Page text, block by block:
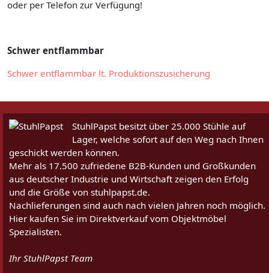
oder per Telefon zur Verfügung!
Schwer entflammbar
Schwer entflammbar lt. Produktionszusicherung
StuhlPapst besitzt über 25.000 Stühle auf
Lager, welche sofort auf den Weg nach Ihnen
geschickt werden können.
Mehr als 17.500 zufriedene B2B-Kunden und Großkunden
aus deutscher Industrie und Wirtschaft zeigen den Erfolg
und die Größe von stuhlpapst.de.
Nachlieferungen sind auch nach vielen Jahren noch möglich.
Hier kaufen Sie im Direktverkauf vom Objektmöbel
Spezialisten.
Ihr StuhlPapst Team